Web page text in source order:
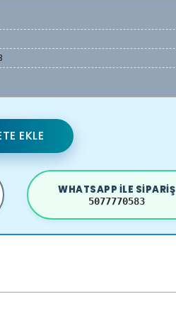
EKLE
WHATSAPP ILE SIPARIŞ
5077770583